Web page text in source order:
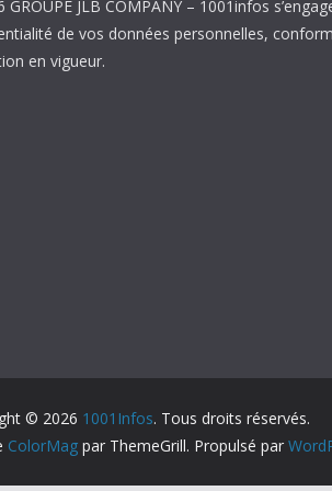
JLB COMPANY – 1001infos
de vos données personnelles,
en vigueur.
© 2026 1001Infos. Tous droits réservés.
ColorMag par ThemeGrill. Propulsé par